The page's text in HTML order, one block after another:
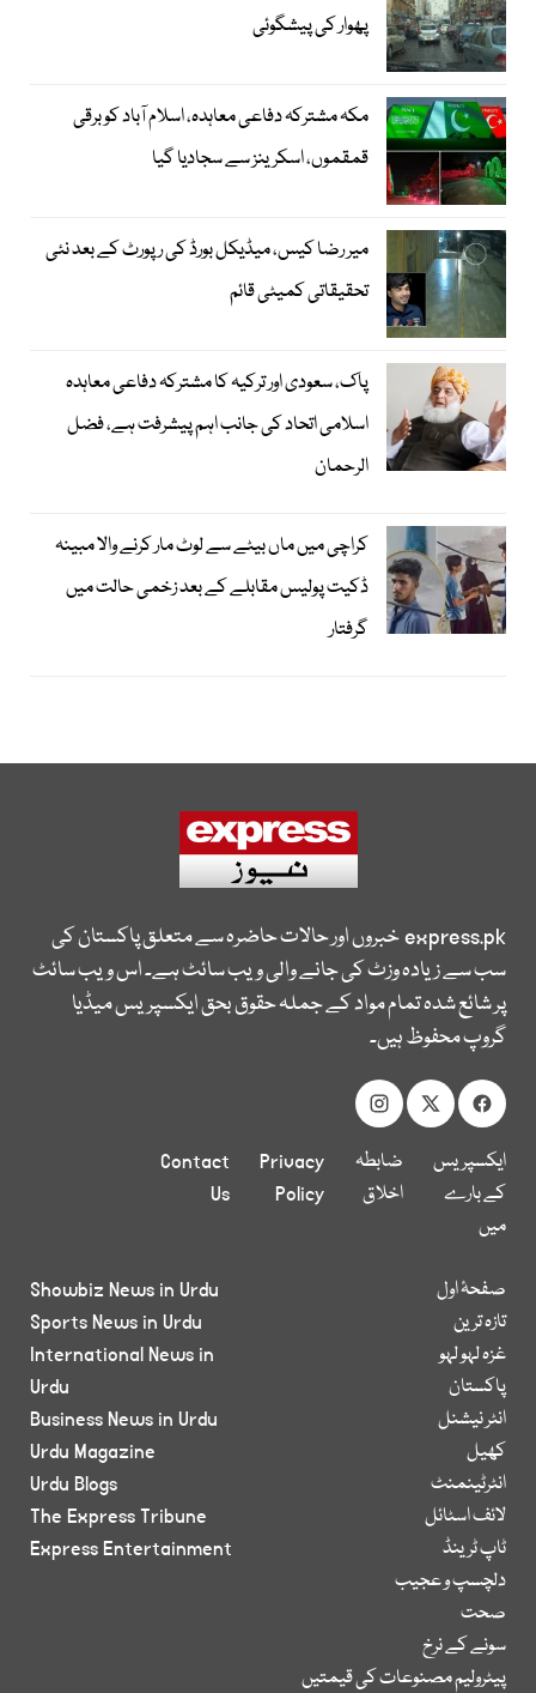
پھوار کی پیشگوئی
مکہ مشترکہ دفاعی معاہدہ، اسلام آباد کو برقی
قمقموں، اسکرینز سے سجادیا گیا
میر رضا کیس، میڈیکل بورڈ کی رپورٹ کے بعد نئی
تحقیقاتی کمیٹی قائم
پاک، سعودی اور ترکیہ کا مشترکہ دفاعی معاہدہ
اسلامی اتحاد کی جانب اہم پیشرفت ہے، فضل
الرحمان
کراچی میں ماں بیٹے سے لوٹ مار کرنے والا مبینہ
ڈکیت پولیس مقابلے کے بعد زخمی حالت میں
گرفتار
express.pkخبروں اور حالات حاضرہ سے متعلق پاکستان کی
سب سے زیادہ وزٹ کی جانے والی ویب سائٹ ہے۔ اس ویب سائٹ
پر شائع شدہ تمام مواد کے جملہ حقوق بحق ایکسپریس میڈیا
گروپ محفوظ ہیں۔
ایکسپریس
کے بارے
میں
ضابطہ
اخلاق
Privacy
Policy
Contact
Us
صفحۂ اول
تازہ ترین
غزہ لہو لہو
پاکستان
انٹر نیشنل
کھیل
انٹرٹینمنٹ
لائف اسٹائل
ٹاپ ٹرینڈ
دلچسپ و عجیب
صحت
سونے کے نرخ
پیٹرولیم مصنوعات کی قیمتیں
Showbiz News in Urdu
Sports News in Urdu
International News in
Urdu
Business News in Urdu
Urdu Magazine
Urdu Blogs
The Express Tribune
Express Entertainment